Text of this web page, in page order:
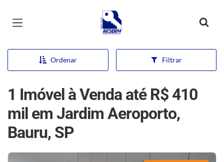
Página inicial
Ordenar Filtrar
1 Imóvel à Venda até R$ 410
mil em Jardim Aeroporto,
Bauru, SP